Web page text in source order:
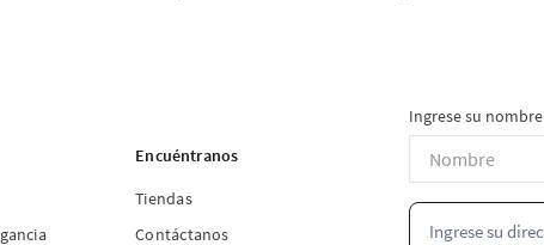
Encuéntranos
Tiendas
Contáctanos
Ingrese su nombre